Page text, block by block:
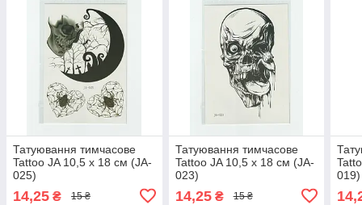
Татуювання тимчасове
Tattoo JA 10,5 х 18 см (JA-
025)
14,25 ₴ 15 ₴
Татуювання тимчасове
Tattoo JA 10,5 х 18 см (JA-
023)
14,25₴ 15 ₴
019)